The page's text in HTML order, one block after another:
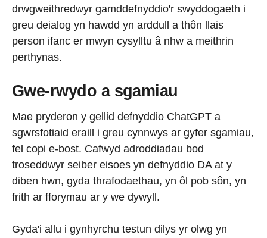
drwgweithredwyr gamddefnyddio'r swyddogaeth i
greu deialog yn hawdd yn arddull a thôn llais
person ifanc er mwyn cysylltu â nhw a meithrin
perthynas.
Gwe-rwydo a sgamiau
Mae pryderon y gellid defnyddio ChatGPT a
sgwrsfotiaid eraill i greu cynnwys ar gyfer sgamiau,
fel copi e-bost. Cafwyd adroddiadau bod
troseddwyr seiber eisoes yn defnyddio DA at y
diben hwn, gyda thrafodaethau, yn ôl pob sôn, yn
frith ar fforymau ar y we dywyll.
Gyda'i allu i gynhyrchu testun dilys yr olwg yn